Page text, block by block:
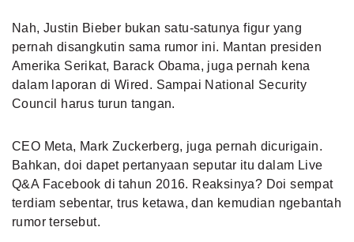
Nah, Justin Bieber bukan satu-satunya figur yang
pernah disangkutin sama rumor ini. Mantan presiden
Amerika Serikat, Barack Obama, juga pernah kena
dalam laporan di Wired. Sampai National Security
Council harus turun tangan.
CEO Meta, Mark Zuckerberg, juga pernah dicurigain.
Bahkan, doi dapet pertanyaan seputar itu dalam Live
Q&A Facebook di tahun 2016. Reaksinya? Doi sempat
terdiam sebentar, trus ketawa, dan kemudian ngebantah
rumor tersebut.